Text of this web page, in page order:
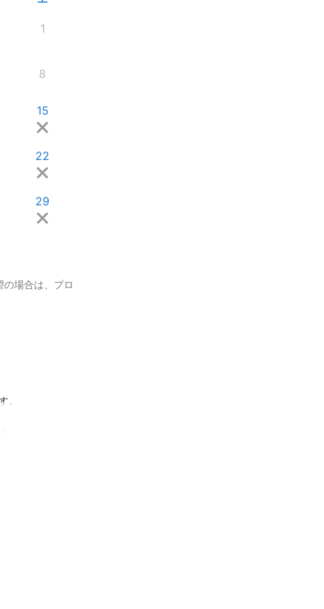
1
8
15
22
29
場合は、プロ
。
と思います。